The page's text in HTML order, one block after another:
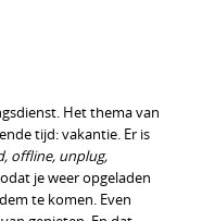
Het thema van
tijd: vakantie. Er is
offline, unplug,
je weer opgeladen
te komen. Even